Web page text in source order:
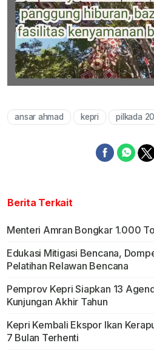
ansar ahmad kepri pilkada
Berita Terkait
Menteri Amran Bongkar 1.000
Edukasi Mitigasi Bencana,
Pelatihan Relawan Bencana
Pemprov Kepri Siapkan 13
Kunjungan Akhir Tahun
Kepri Kembali Ekspor Ikan
7 Bulan Terhenti